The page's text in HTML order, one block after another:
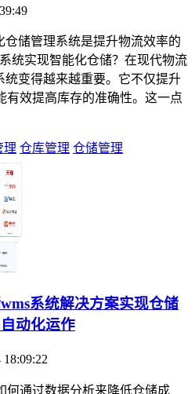
仓储管理系统是提升物流效率的
统实现智能化仓储？在现代物流
统变得越来越重要。它不仅提升
有效提高库存的准确性。这一点
理 仓库管理 仓储管理
系统解决方案实现仓储
动化运作
18:09:22
何通过数据分析来降低仓储成